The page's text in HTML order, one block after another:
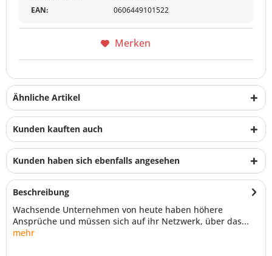
EAN:
0606449101522
Merken
Ähnliche Artikel
Kunden kauften auch
Kunden haben sich ebenfalls angesehen
Beschreibung
Wachsende Unternehmen von heute haben höhere
Ansprüche und müssen sich auf ihr Netzwerk, über das...
mehr